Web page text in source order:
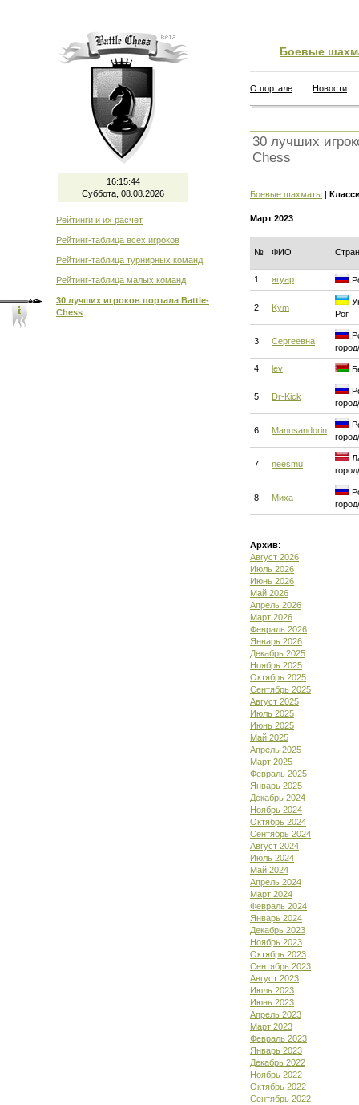
16:15:45
Суббота, 08.08.2026
Рейтинги и их расчет
Рейтинг-таблица всех игроков
Рейтинг-таблица турнирных команд
Рейтинг-таблица малых команд
30 лучших игроков портала Battle-
Chess
Боевые
О портале Новости
30 лучших
Chess
Боевые шахматы |
Март 2023
№ ФИО
1 ягуар
2 Kym
Рог
3 Сергеевна
4 lev
5 Dr-Kick
6 Manusandorin
7 neesmu
8 Миха
Архив:
Август 2026
Июль 2026
Июнь 2026
Май 2026
Апрель 2026
Март 2026
Февраль 2026
Январь 2026
Декабрь 2025
Ноябрь 2025
Октябрь 2025
Сентябрь 2025
Август 2025
Июль 2025
Июнь 2025
Май 2025
Апрель 2025
Март 2025
Февраль 2025
Январь 2025
Декабрь 2024
Ноябрь 2024
Октябрь 2024
Сентябрь 2024
Август 2024
Июль 2024
Май 2024
Апрель 2024
Март 2024
Февраль 2024
Январь 2024
Декабрь 2023
Ноябрь 2023
Октябрь 2023
Сентябрь 2023
Август 2023
Июль 2023
Июнь 2023
Апрель 2023
Март 2023
Февраль 2023
Январь 2023
Декабрь 2022
Ноябрь 2022
Октябрь 2022
Сентябрь 2022